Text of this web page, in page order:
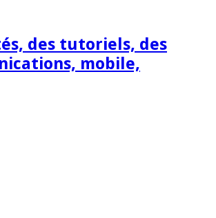
des tutoriels, des
mobile,